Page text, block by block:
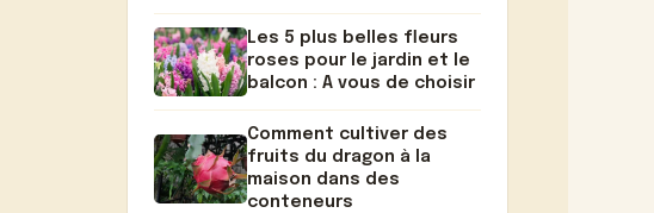
Les 5 plus belles fleurs
roses pour le jardin et le
balcon : A vous de choisir
Comment cultiver des
fruits du dragon à la
maison dans des
conteneurs